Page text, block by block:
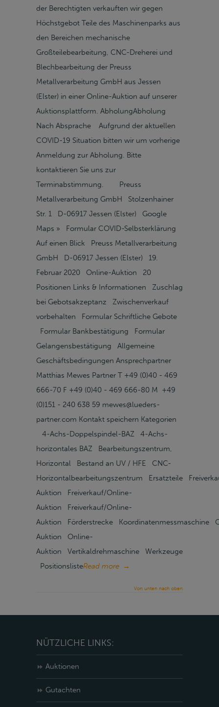
der Berechtigten verkauften wir gegen
Höchstgebot Teile des Maschinenparks aus
den Bereichen mechanische
Großteilebearbeitung, CNC-Dreherei und
Blechbearbeitung der Preuss
Metallverarbeitung GmbH aus Jessen
(Elster) in einer Online-Auktion auf unserer
Auktionsplattform. AbholungAbholung
Nach Absprache Aufgrund der aktuellen
COVID-19 Situation bitten wir um vorherige
Anmeldung zur Abholung. Bitte
kontaktieren Sie uns zur
Terminabstimmung. Preuss
Metallverarbeitung GmbH Stolzenhainer
Str. 1 D-06917 Jessen (Elster) Google
Maps » Formular COVID-Selbsterklärung
Auf einen Blick Preuss Metallverarbeitung
GmbH D-06917 Jessen (Elster) 19.
Februar 2020 Online-Auktion 20
Positionen Links & Informationen Zuschlag
bei Gebotsakzeptanz Zwischenverkauf
vorbehalten Formular Schriftliche Gebote
Formular Bankbestätigung Formular
Gelangensbestätigung Allgemeine
Geschäftsbedingungen Ansprechpartner
Matthias Mewes Partner T +49 (0)40 - 469
666-70 F +49 (0)40 - 469 666-80 M +49
(0)151 - 240 638 59 mewes@lueders-
partner.com Kontakt speichern Kategorien
4-Achs-Doppelspindel-BAZ 4-Achs-
horizontales BAZ Bearbeitungszentrum,
Horizontal Bestand an UV / HFE CNC-
Horizontalbearbeitungszentrum Ersatzteile
Auktion Freiverkauf/Online-
Auktion Freiverkauf/Online-
Auktion Förderstrecke Koordinatenmessmaschine
Auktion Online-
Auktion Vertikaldrehmaschine Werkzeuge
PositionslisteRead more →
Von unten nach oben
NÜTZLICHE LINKS:
Auktionen
Gutachten